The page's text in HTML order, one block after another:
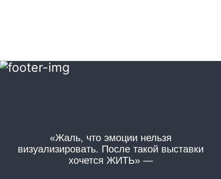
«Жаль, что эмоции нельзя
визуализировать. После такой выставки
хочется ЖИТЬ» —